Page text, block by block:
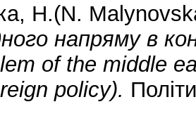
Н.(N.
напряму в
of the middle
policy).